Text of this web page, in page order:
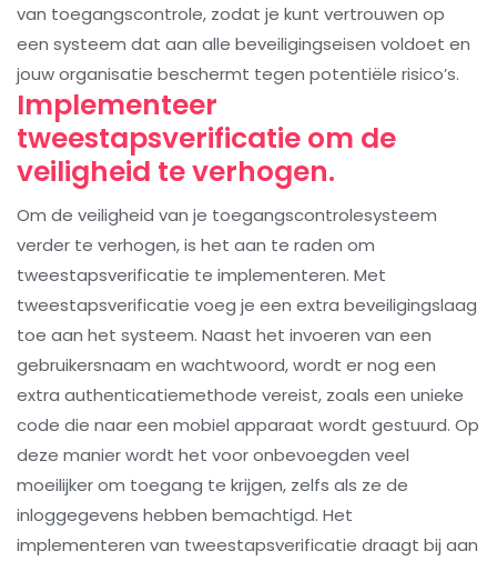
van toegangscontrole, zodat je kunt vertrouwen op
een systeem dat aan alle beveiligingseisen voldoet en
jouw organisatie beschermt tegen potentiële risico’s.
Implementeer
tweestapsverificatie om de
veiligheid te verhogen.
Om de veiligheid van je toegangscontrolesysteem
verder te verhogen, is het aan te raden om
tweestapsverificatie te implementeren. Met
tweestapsverificatie voeg je een extra beveiligingslaag
toe aan het systeem. Naast het invoeren van een
gebruikersnaam en wachtwoord, wordt er nog een
extra authenticatiemethode vereist, zoals een unieke
code die naar een mobiel apparaat wordt gestuurd. Op
deze manier wordt het voor onbevoegden veel
moeilijker om toegang te krijgen, zelfs als ze de
inloggegevens hebben bemachtigd. Het
implementeren van tweestapsverificatie draagt bij aan